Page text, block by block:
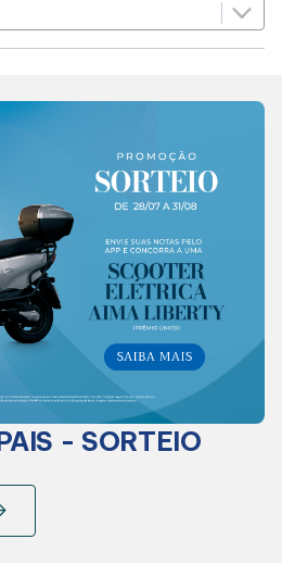
- SORTEIO